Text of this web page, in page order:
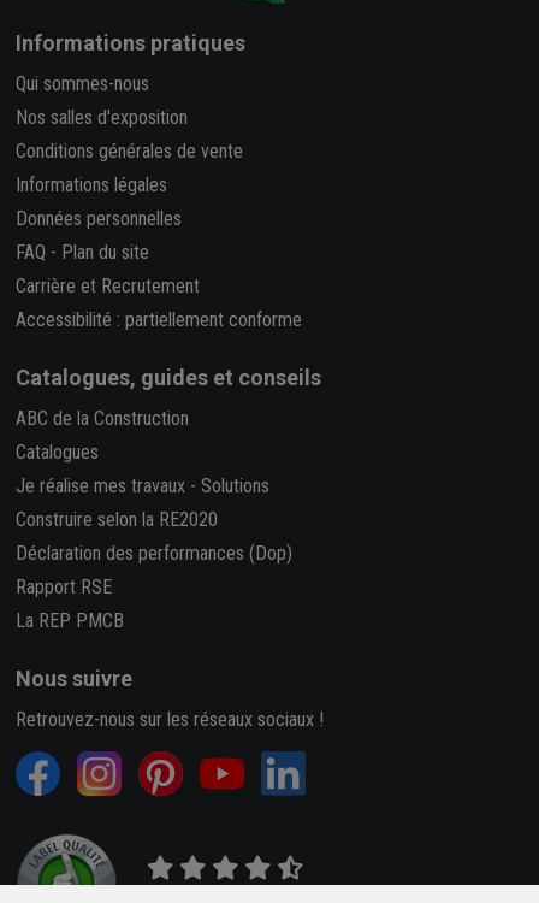
Informations pratiques
Qui sommes-nous
Nos salles d'exposition
Conditions générales de vente
Informations légales
Données personnelles
FAQ - Plan du site
Carrière et Recrutement
Accessibilité : partiellement conforme
Catalogues, guides et conseils
ABC de la Construction
Catalogues
Je réalise mes travaux - Solutions
Construire selon la RE2020
Déclaration des performances (Dop)
Rapport RSE
La REP PMCB
Nous suivre
Retrouvez-nous sur les réseaux sociaux !